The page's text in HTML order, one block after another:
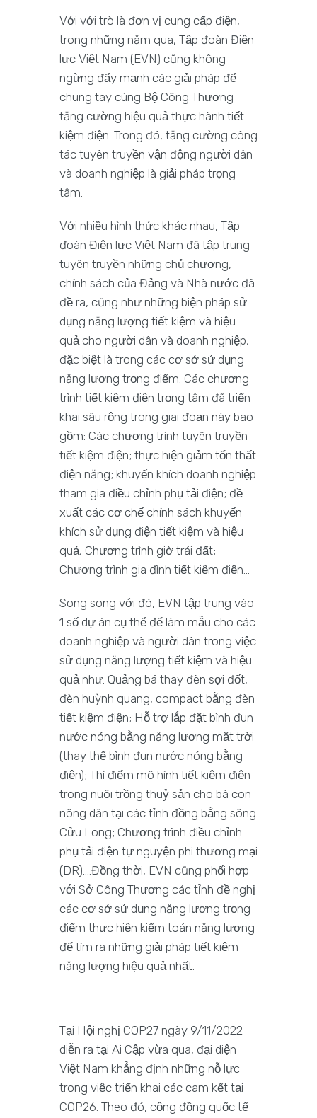
Với với trò là đơn vị cung cấp điện,
trong những năm qua, Tập đoàn Điện
lực Việt Nam (EVN) cũng không
ngừng đẩy mạnh các giải pháp để
chung tay cùng Bộ Công Thương
tăng cường hiệu quả thực hành tiết
kiệm điện. Trong đó, tăng cường công
tác tuyên truyền vận động người dân
và doanh nghiệp là giải pháp trọng
tâm.
Với nhiều hình thức khác nhau, Tập
đoàn Điện lực Việt Nam đã tập trung
tuyên truyền những chủ chương,
chính sách của Đảng và Nhà nước đã
đề ra, cũng như những biện pháp sử
dụng năng lượng tiết kiệm và hiệu
quả cho người dân và doanh nghiệp,
đặc biệt là trong các cơ sở sử dụng
năng lượng trọng điểm. Các chương
trình tiết kiệm điện trọng tâm đã triển
khai sâu rộng trong giai đoạn này bao
gồm: Các chương trình tuyên truyền
tiết kiệm điện; thực hiện giảm tổn thất
điện năng; khuyến khích doanh nghiệp
tham gia điều chỉnh phụ tải điện; đề
xuất các cơ chế chính sách khuyến
khích sử dụng điện tiết kiệm và hiệu
quả, Chương trình giờ trái đất;
Chương trình gia đình tiết kiệm điện…
Song song với đó, EVN tập trung vào
1 số dự án cụ thể để làm mẫu cho các
doanh nghiệp và người dân trong việc
sử dụng năng lượng tiết kiệm và hiệu
quả như: Quảng bá thay đèn sợi đốt,
đèn huỳnh quang, compact bằng đèn
tiết kiệm điện; Hỗ trợ lắp đặt bình đun
nước nóng bằng năng lượng mặt trời
(thay thế bình đun nước nóng bằng
điện); Thí điểm mô hình tiết kiệm điện
trong nuôi trồng thuỷ sản cho bà con
nông dân tại các tỉnh đồng bằng sông
Cửu Long; Chương trình điều chỉnh
phụ tải điện tự nguyện phi thương mại
(DR)….Đồng thời, EVN cũng phối hợp
với Sở Công Thương các tỉnh đề nghị
các cơ sở sử dụng năng lượng trọng
điểm thực hiện kiểm toán năng lượng
để tìm ra những giải pháp tiết kiệm
năng lượng hiệu quả nhất.
Tại Hội nghị COP27 ngày 9/11/2022
diễn ra tại Ai Cập vừa qua, đại diện
Việt Nam khẳng định những nỗ lực
trong việc triển khai các cam kết tại
COP26. Theo đó, cộng đồng quốc tế